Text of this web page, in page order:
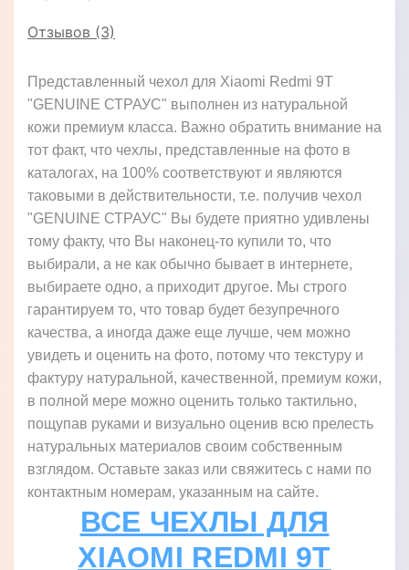
Отзывов (3)
Представленный чехол для Xiaomi Redmi 9T
"GENUINE СТРАУС" выполнен из натуральной
кожи премиум класса. Важно обратить внимание на
тот факт, что чехлы, представленные на фото в
каталогах, на 100% соответствуют и являются
таковыми в действительности, т.е. получив чехол
"GENUINE СТРАУС" Вы будете приятно удивлены
тому факту, что Вы наконец-то купили то, что
выбирали, а не как обычно бывает в интернете,
выбираете одно, а приходит другое. Мы строго
гарантируем то, что товар будет безупречного
качества, а иногда даже еще лучше, чем можно
увидеть и оценить на фото, потому что текстуру и
фактуру натуральной, качественной, премиум кожи,
в полной мере можно оценить только тактильно,
пощупав руками и визуально оценив всю прелесть
натуральных материалов своим собственным
взглядом. Оставьте заказ или свяжитесь с нами по
контактным номерам, указанным на сайте.
ВСЕ ЧЕХЛЫ ДЛЯ
XIAOMI REDMI 9T